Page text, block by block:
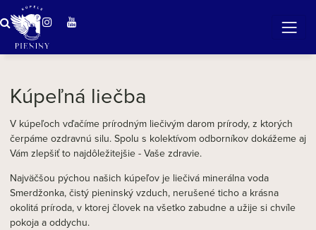
Kúpeľná liečba
V kúpeľoch vďačíme prírodným liečivým darom prírody, z ktorých
čerpáme ozdravnú silu. Spolu s kolektívom odborníkov dokážeme aj
Vám zlepšiť to najdôležitejšie - Vaše zdravie.
Najväčšou pýchou našich kúpeľov je liečivá minerálna voda
Smerdžonka, čistý pieninský vzduch, nerušené ticho a krásna
okolitá príroda, v ktorej človek na všetko zabudne a užije si chvíle
pokoja a oddychu.